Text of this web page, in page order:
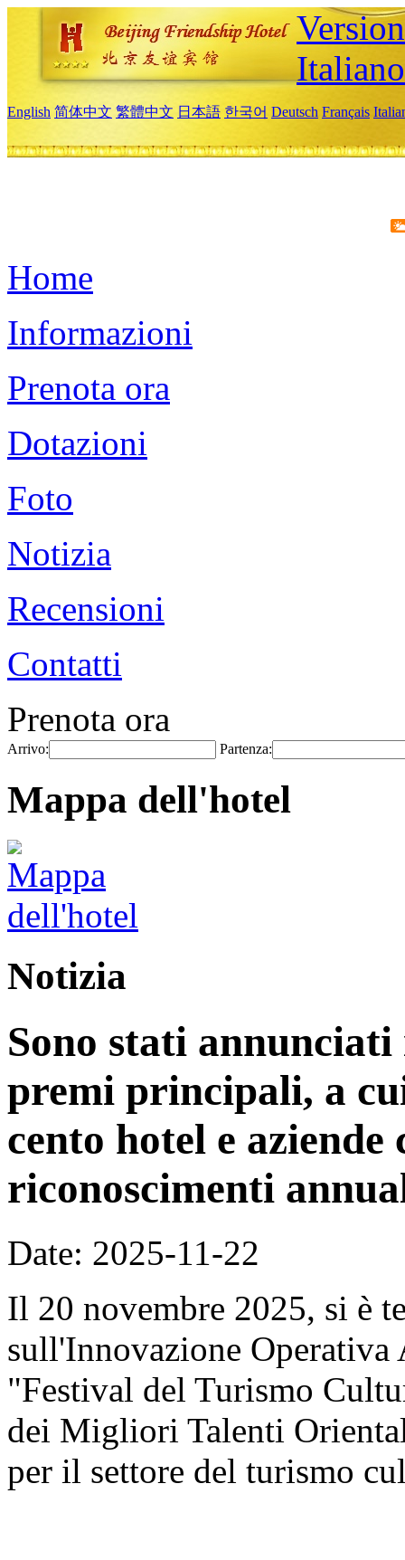
Italiano
English 简体中文 繁體中文 日本語 한국어 Deutsch Français
Home
Informazioni
Prenota ora
Dotazioni
Foto
Notizia
Recensioni
Contatti
Prenota ora
Arrivo: Partenza:
Mappa dell'hotel
Notizia
Sono stati
premi principali, a
cento hotel e
riconoscimenti
Date: 2025-11-22
Il 20 novembre 2025, si è
sull'Innovazione
"Festival del Turismo
dei Migliori Talenti
per il settore del turismo